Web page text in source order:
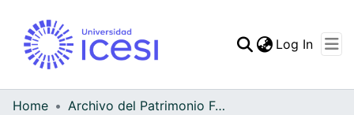
Log In
Home
Archivo del Patrimonio Fotográfico y Fílmico del Valle del Cauca